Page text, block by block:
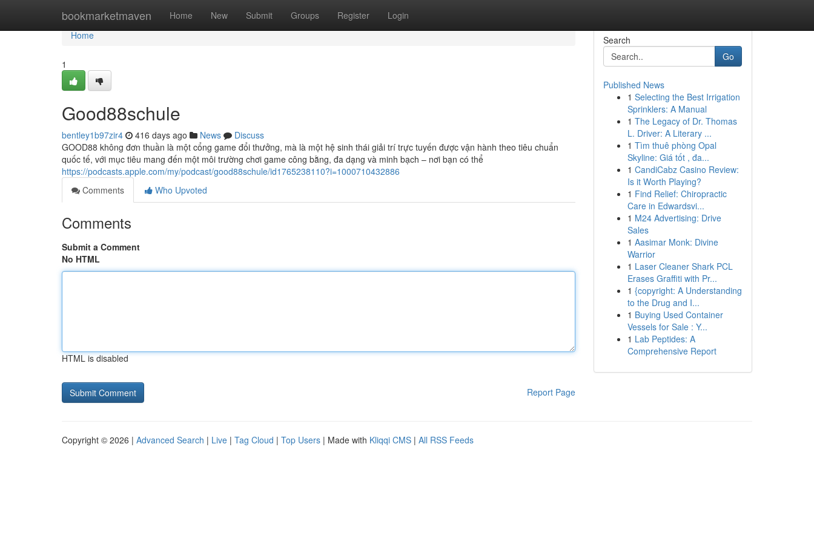
bookmarketmaven Home New Submit Groups Register Login
Home
Home
1
Good88schule
bentley1b97zir4 416 days ago News
Discuss
GOOD88 không đơn thuần là một cổng game đổi thưởng, mà là một hệ sinh thái giải trí trực tuyến được vận hành theo tiêu chuẩn
quốc tế, với mục tiêu mang đến một môi trường chơi game công bằng, đa dạng và minh bạch – nơi bạn có thể
https://podcasts.apple.com/my/podcast/good88schule/id1765238110?i=1000710432886
Comments
Who Upvoted
Comments
Submit a Comment
No HTML
HTML is disabled
Report Page
Search
Go
Published News
1 Selecting the Best Irrigation
Sprinklers: A Manual
1 The Legacy of Dr. Thomas
L. Driver: A Literary ...
1 Tìm thuê phòng Opal
Skyline: Giá tốt , đa...
1 CandiCabz Casino Review:
Is it Worth Playing?
1 Find Relief: Chiropractic
Care in Edwardsvi...
1 M24 Advertising: Drive
Sales
1 Aasimar Monk: Divine
Warrior
1 Laser Cleaner Shark PCL
Erases Graffiti with Pr...
1 {copyright: A Understanding
to the Drug and I...
1 Buying Used Container
Vessels for Sale : Y...
1 Lab Peptides: A
Comprehensive Report
Copyright © 2026 | Advanced Search | Live | Tag Cloud | Top Users | Made with Kliqqi CMS | All RSS Feeds